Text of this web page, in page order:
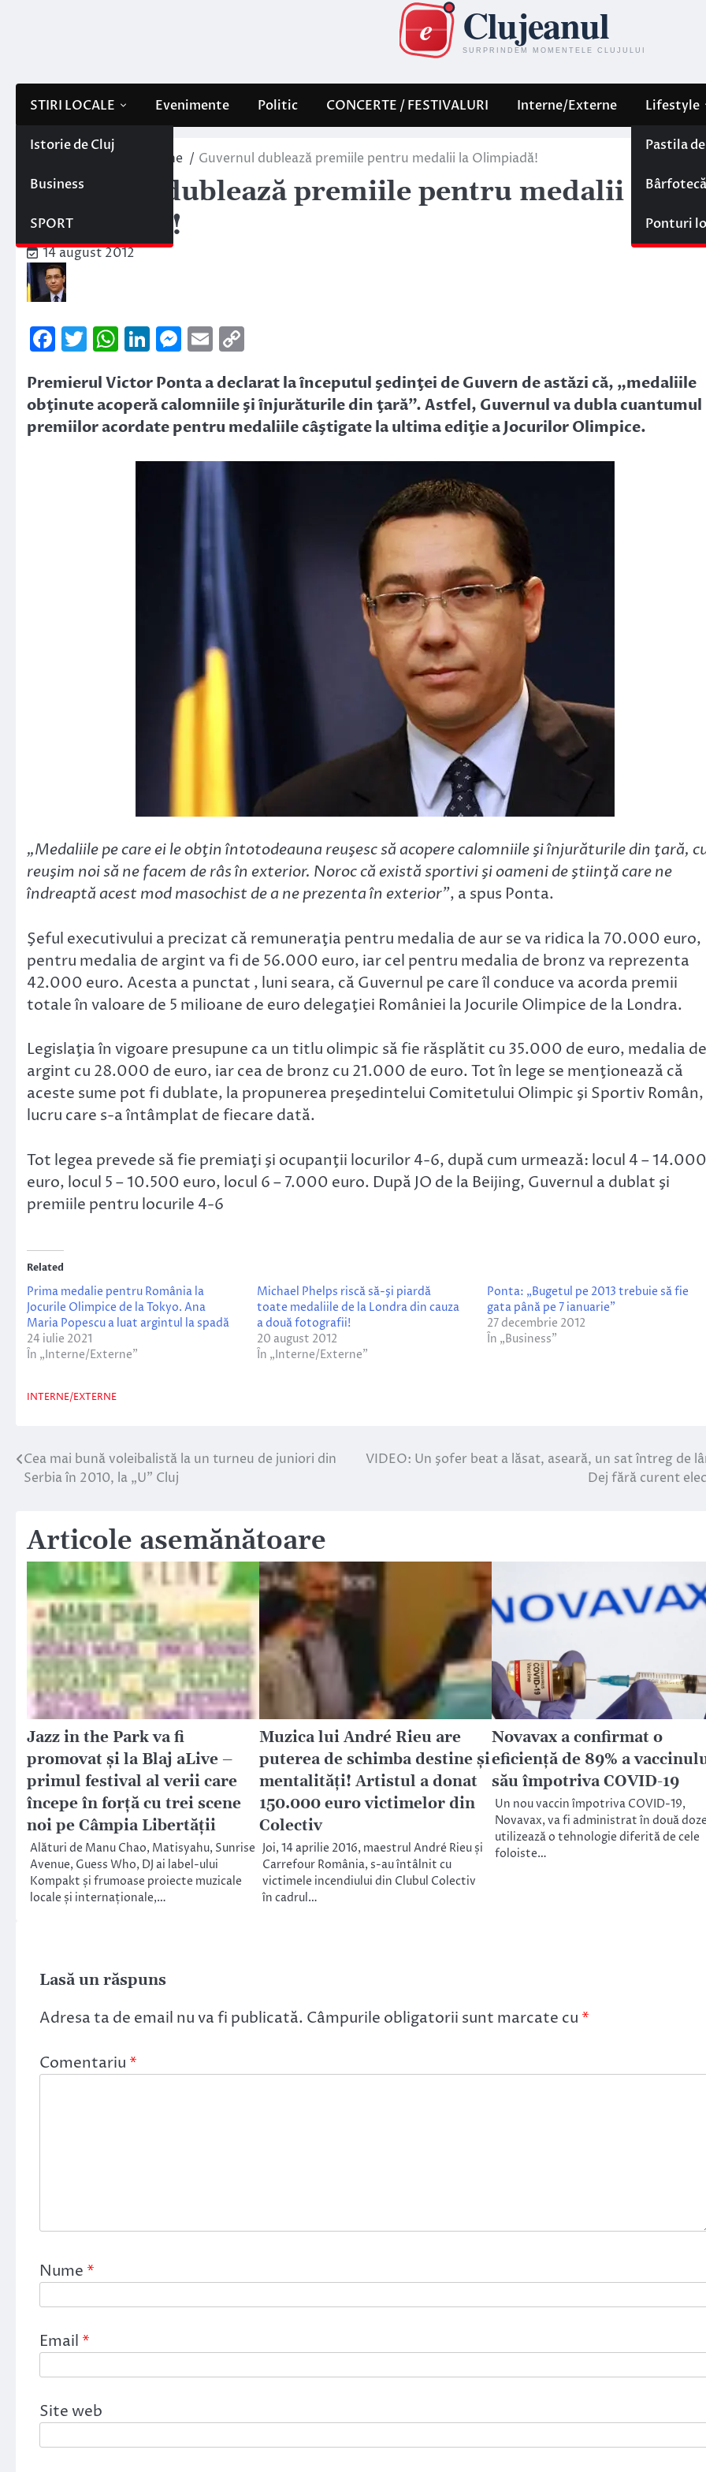
STIRI LOCALE
Istorie de Cluj
Business
SPORT
Evenimente Politic CONCERTE / FESTIVALURI Interne/Externe Lifestyle
Pastila
Bârfotecă
Ponturi
Interne/Externe Guvernul dublează premiile pentru medalii la Olimpiadă!
Guvernul dublează premiile pentru medalii la
Olimpiadă!
14 august 2012
Facebook
Twitter
WhatsApp
LinkedIn
Messenger
Email
Premierul Victor Ponta a declarat la începutul şedinţei de Guvern de astăzi că, „medaliile
obţinute acoperă calomniile şi înjurăturile din ţară”. Astfel, Guvernul va dubla cuantumul
premiilor acordate pentru medaliile câştigate la ultima ediţie a Jocurilor Olimpice.
„Medaliile pe care ei le obţin întotodeauna reuşesc să acopere calomniile şi înjurăturile din ţară,
reuşim noi să ne facem de râs în exterior. Noroc că există sportivi şi oameni de ştiinţă care ne
îndreaptă acest mod masochist de a ne prezenta în exterior”, a spus Ponta.
Şeful executivului a precizat că remuneraţia pentru medalia de aur se va ridica la 70.000 euro,
pentru medalia de argint va fi de 56.000 euro, iar cel pentru medalia de bronz va reprezenta
42.000 euro. Acesta a punctat , luni seara, că Guvernul pe care îl conduce va acorda premii
totale în valoare de 5 milioane de euro delegaţiei României la Jocurile Olimpice de la Londra.
Legislaţia în vigoare presupune ca un titlu olimpic să fie răsplătit cu 35.000 de euro, medalia de
argint cu 28.000 de euro, iar cea de bronz cu 21.000 de euro. Tot în lege se menţionează că
aceste sume pot fi dublate, la propunerea preşedintelui Comitetului Olimpic şi Sportiv Român,
lucru care s-a întâmplat de fiecare dată.
Tot legea prevede să fie premiaţi şi ocupanţii locurilor 4-6, după cum urmează: locul 4 – 14.000
euro, locul 5 – 10.500 euro, locul 6 – 7.000 euro. După JO de la Beijing, Guvernul a dublat şi
premiile pentru locurile 4-6
Related
Prima medalie pentru România la
Jocurile Olimpice de la Tokyo. Ana
Maria Popescu a luat argintul la spadă
24 iulie 2021
În „Interne/Externe”
Michael Phelps riscă să-şi piardă
toate medaliile de la Londra din cauza
a două fotografii!
20 august 2012
În „Interne/Externe”
Ponta: „Bugetul pe 2013 trebuie să fie
gata până pe 7 ianuarie”
27 decembrie 2012
În „Business”
INTERNE/EXTERNE
Navigare
Cea mai bună voleibalistă la un turneu de juniori din
Serbia în 2010, la „U” Cluj
VIDEO: Un şofer beat a lăsat, aseară, un sat întreg de
Dej fără curent
Articole asemănătoare
Jazz in the Park va fi
promovat și la Blaj aLive –
primul festival al verii care
începe în forță cu trei scene
noi pe Câmpia Libertății
Alături de Manu Chao, Matisyahu, Sunrise
Avenue, Guess Who, DJ ai label-ului
Kompakt și frumoase proiecte muzicale
locale și internaționale,…
Muzica lui André Rieu are
puterea de schimba destine și
mentalități! Artistul a donat
150.000 euro victimelor din
Colectiv
Joi, 14 aprilie 2016, maestrul André Rieu și
Carrefour România, s-au întâlnit cu
victimele incendiului din Clubul Colectiv
în cadrul…
Novavax a confirmat o
eficiență de 89% a
său împotriva COVID-19
Un nou vaccin împotriva COVID-19,
Novavax, va fi administrat în două
utilizează o tehnologie diferită de cele
foloiste…
Lasă un răspuns
Adresa ta de email nu va fi publicată. Câmpurile obligatorii sunt marcate cu *
Comentariu *
Nume *
Email *
Site web